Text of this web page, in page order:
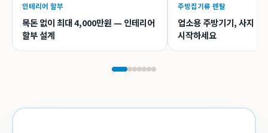
인테리어 할부
목돈 없이 최대 4,000만원 — 인테리어
할부 설계
주방집기류 렌탈
업소용 주방기기, 사지 말
시작하세요